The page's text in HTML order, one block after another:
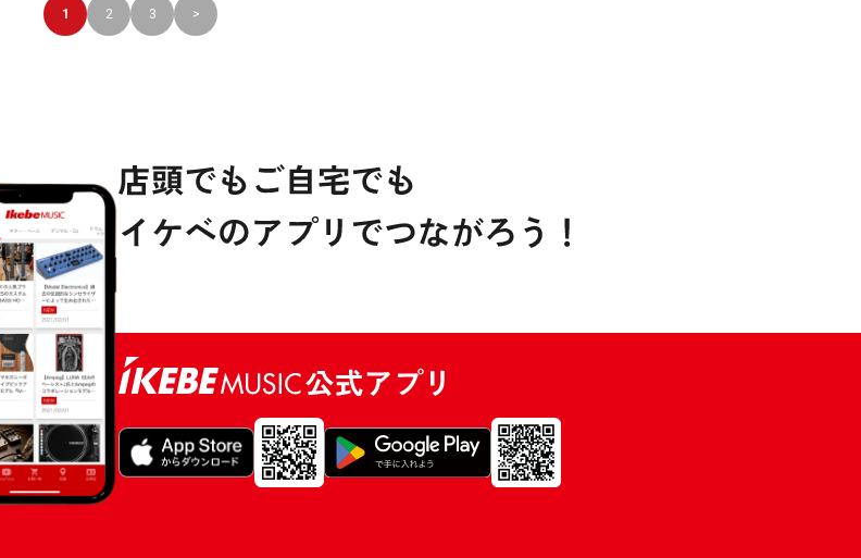
1 2 3 >